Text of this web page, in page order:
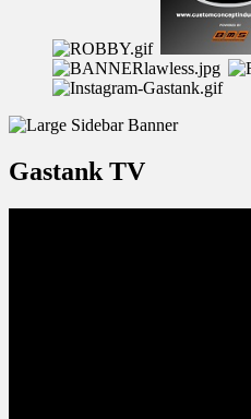
Gastank TV